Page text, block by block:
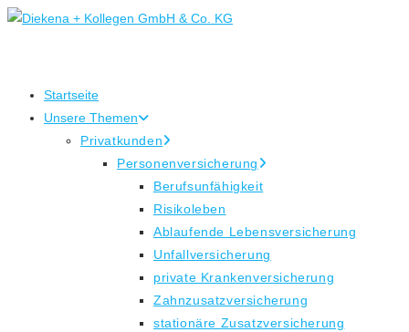
Zum
Startseite
Unsere Themen
Privatkunden
Personenversicherung
Berufsunfähigkeit
Risikoleben
Ablaufende Lebensversicherung
Unfallversicherung
private Krankenversicherung
Zahnzusatzversicherung
stationäre Zusatzversicherung